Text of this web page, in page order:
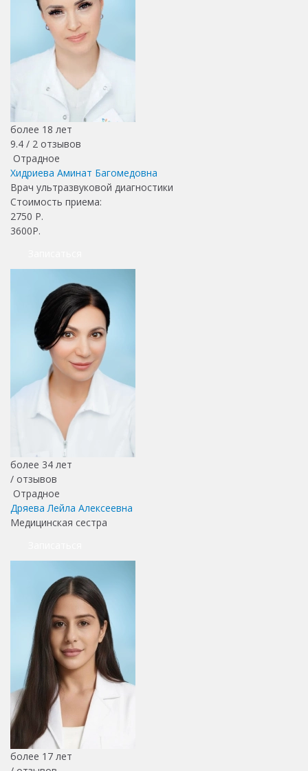
более 18 лет
9.4 / 2 отзывов
Отрадное
Хидриева Аминат Багомедовна
Врач ультразвуковой диагностики
Стоимость приема:
2750 Р.
3600Р.
более 34 лет
/ отзывов
Отрадное
Дряева Лейла Алексеевна
Медицинская сестра
более 17 лет